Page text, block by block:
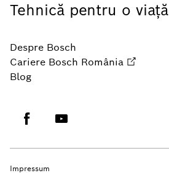
Tehnică pentru o viaţă
Despre Bosch
Cariere Bosch România
Blog
Impressum